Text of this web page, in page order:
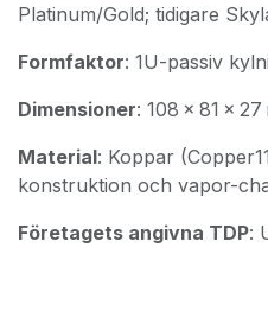
Platinum/Gold; tidigare
Formfaktor: 1U-passiv
Dimensioner: 108 × 81 × 27
Material: Koppar
konstruktion och vapor-
Företagets angivna TDP: